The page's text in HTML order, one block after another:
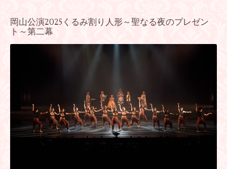
岡山公演2025くるみ割り人形～聖なる夜のプレゼン
ト～第二幕